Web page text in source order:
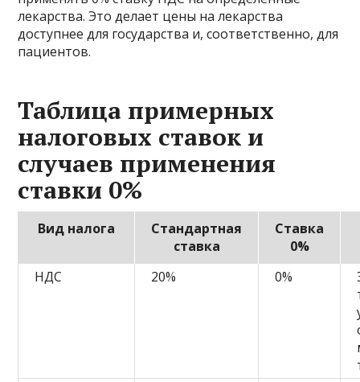
лекарства. Это делает цены на лекарства
доступнее для государства и, соответственно, для
пациентов.
Таблица примерных
налоговых ставок и
случаев применения
ставки 0%
Вид налога
Стандартная
ставка
Ставка
0%
НДС
20% 0%